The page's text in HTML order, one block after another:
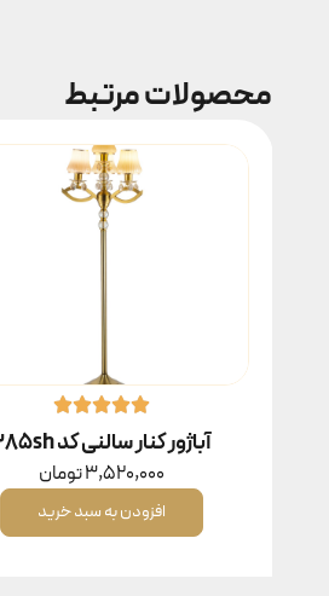
محصولات مرتبط
آباژور کنار سالنی کد 285sh
3,520,000تومان
افزودن به سبد خرید